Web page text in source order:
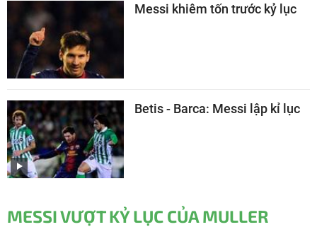
Messi khiêm tốn trước kỷ lục
Betis - Barca: Messi lập kỉ lục
MESSI VƯỢT KỶ LỤC CỦA MULLER